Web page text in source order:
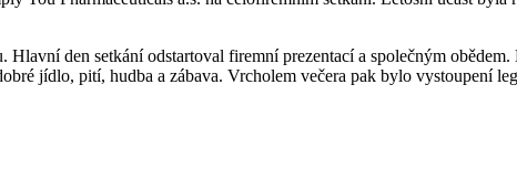
den setkání odstartoval firemní prezentací a společným obědem.
jídlo, pití, hudba a zábava. Vrcholem večera pak bylo vystoupení